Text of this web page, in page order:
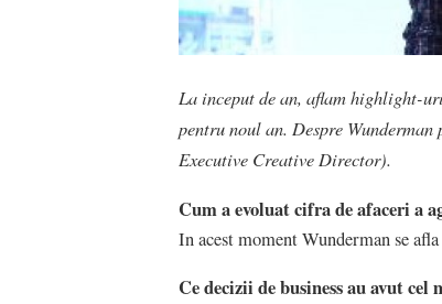
La inceput de an, aflam highlight-
pentru noul an. Despre
Executive Creative Director).
Cum a evoluat cifra de afaceri a
In acest moment Wunderman se
Ce decizii de business au avut